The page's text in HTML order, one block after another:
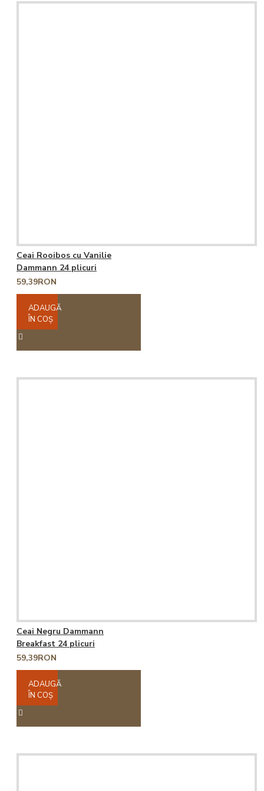
Ceai Rooibos cu Vanilie
Dammann 24 plicuri
59,39RON
ADAUGĂ
ÎN COŞ
Ceai Negru Dammann
Breakfast 24 plicuri
59,39RON
ADAUGĂ
ÎN COŞ